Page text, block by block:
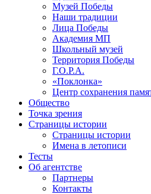
Музей Победы
Наши традиции
Лица Победы
Академия МП
Школьный музей
Территория Победы
Г.О.Р.А.
«Поклонка»
Центр сохранения
Общество
Точка зрения
Страницы истории
Страницы истории
Имена в летописи
Тесты
Об агентстве
Партнеры
Контакты